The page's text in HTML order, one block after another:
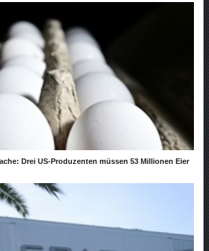
Drei US-Produzenten müssen 53 Millionen Eier